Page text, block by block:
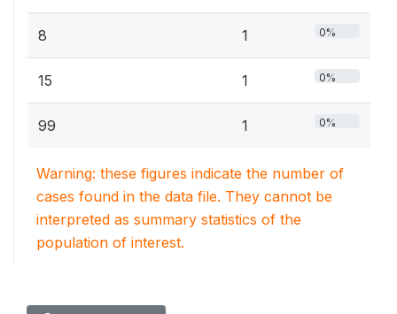
8 1 0%
15 1 0%
99 1 0%
Warning: these figures indicate the number of
cases found in the data file. They cannot be
interpreted as summary statistics of the
population of interest.